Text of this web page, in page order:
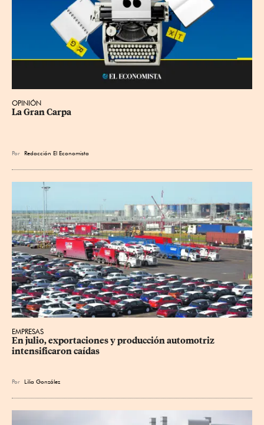
OPINIÓN
La Gran Carpa
Por Redacción El Economista
EMPRESAS
En julio, exportaciones y producción automotriz
intensificaron caídas
Por Lilia González